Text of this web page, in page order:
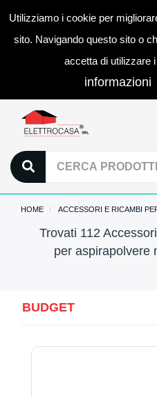
Utilizziamo i cookie per
sito. Navigando questo sito o
accetta di utilizzare
informazioni
HOME ACCESSORI E RICAMBI
Trovati 112
per aspirapolvere
BUDGET